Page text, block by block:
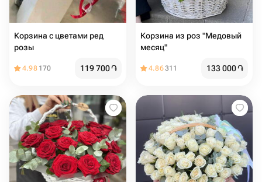
Корзина с цветами ред
розы
4.98 170 119 700֏
Корзина из роз "Медовый
месяц"
4.86311 133 000֏